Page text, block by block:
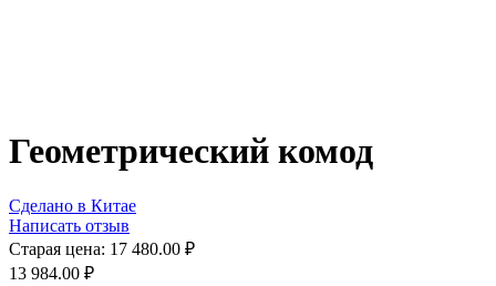
Геометрический комод
Сделано в Китае
Написать отзыв
Старая цена: 17 480.00 ₽
13 984.00 ₽